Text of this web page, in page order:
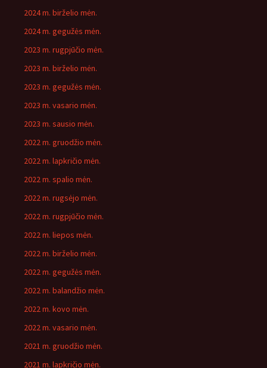
2024 m. birželio mėn.
2024 m. gegužės mėn.
2023 m. rugpjūčio mėn.
2023 m. birželio mėn.
2023 m. gegužės mėn.
2023 m. vasario mėn.
2023 m. sausio mėn.
2022 m. gruodžio mėn.
2022 m. lapkričio mėn.
2022 m. spalio mėn.
2022 m. rugsėjo mėn.
2022 m. rugpjūčio mėn.
2022 m. liepos mėn.
2022 m. birželio mėn.
2022 m. gegužės mėn.
2022 m. balandžio mėn.
2022 m. kovo mėn.
2022 m. vasario mėn.
2021 m. gruodžio mėn.
2021 m. lapkričio mėn.